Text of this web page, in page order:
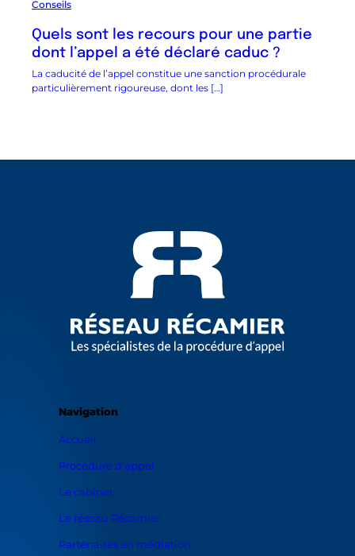
Conseils
Quels sont les recours pour une partie
dont l’appel a été déclaré caduc ?
La caducité de l’appel constitue une sanction procédurale
particulièrement rigoureuse, dont les […]
Navigation
Accueil
Procédure d’appel
Le cabinet
Le réseau Récamier
Partenaires en médiation